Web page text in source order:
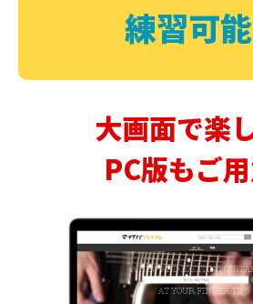
練習可能
大画面で楽
PC版もご用